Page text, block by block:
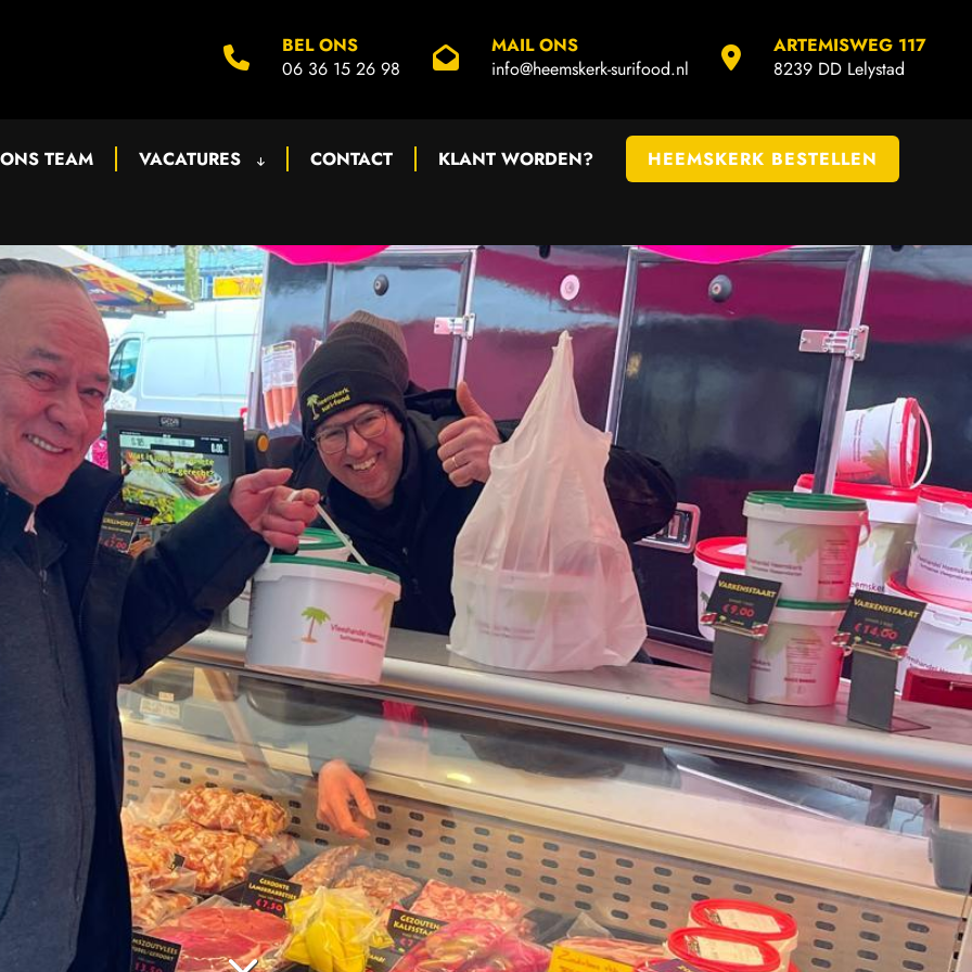
BEL ONS
06 36 15 26 98
MAIL ONS
info@heemskerk-surifood.nl
ARTEMISWEG 117
8239 DD Lelystad
ONS TEAM VACATURES CONTACT KLANT WORDEN?
HEEMSKERK BESTELLEN